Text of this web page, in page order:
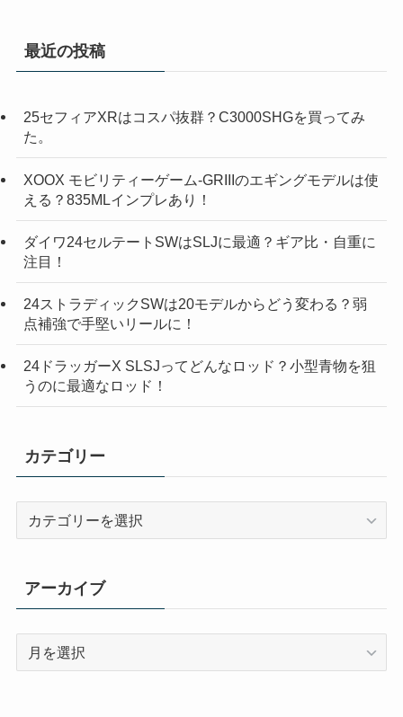
最近の投稿
25セフィアXRはコスパ抜群？C3000SHGを買ってみ
た。
XOOX モビリティーゲーム-GRIIIのエギングモデルは使
える？835MLインプレあり！
ダイワ24セルテートSWはSLJに最適？ギア比・自重に
注目！
24ストラディックSWは20モデルからどう変わる？弱
点補強で手堅いリールに！
24ドラッガーX SLSJってどんなロッド？小型青物を狙
うのに最適なロッド！
カテゴリー
リ
ー
アーカイブ